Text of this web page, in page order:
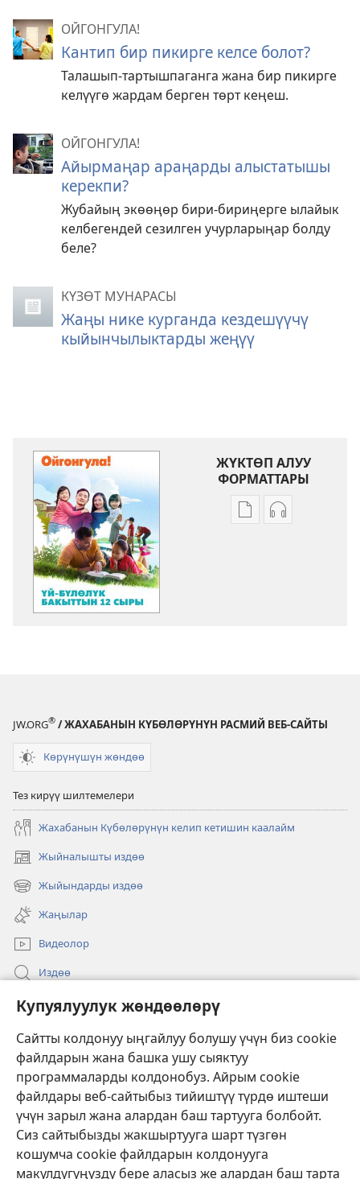
Купуялуулук жөндөөлөрү
Сайтты колдонуу ыңгайлуу болушу үчүн биз cookie
файлдарын жана башка ушу сыяктуу
программаларды колдонобуз. Айрым cookie
файлдары веб-сайтыбыз тийиштүү түрдө иштеши
үчүн зарыл жана алардан баш тартууга болбойт.
Сиз сайтыбызды жакшыртууга шарт түзгөн
кошумча cookie файлдарын колдонууга
макулдугуңузду бере аласыз же алардан баш тарта
ОЙГОНГУЛА!
Кантип бир пикирге келсе болот?
Талашып-тартышпаганга жана бир пикирге
келүүгө жардам берген төрт кеңеш.
ОЙГОНГУЛА!
Айырмаңар араңарды алыстатышы
керекпи?
Жубайың экөөңөр бири-бириңерге ылайык
келбегендей сезилген учурларыңар болду
беле?
КҮЗӨТ МУНАРАСЫ
Жаңы нике курганда кездешүүчү
кыйынчылыктарды жеңүү
ЖҮКТӨП АЛУУ
ФОРМАТТАРЫ
АдабияттыАудиолорду
JW.ORG® / ЖАХАБАНЫН КҮБӨЛӨРҮНҮН РАСМИЙ ВЕБ-САЙТЫ
Көрүнүшүн жөндөө
Тез кирүү шилтемелери
Жахабанын Күбөлөрүнүн келип кетишин каалайм
Жыйналышты издөө
(жаңы
терезе
ачат)
Жыйындарды издөө
(жаңы
терезе
ачат)
Жаңылар
Видеолор
Издөө
Бийлик өкүлдөрү үчүн маалымат
Тартуулар
(жаңы
терезе
ачат)
ОНЛАЙН КИТЕПКАНА
(жаңы
терезе
ачат) JW Hub
(жаңы
терезе